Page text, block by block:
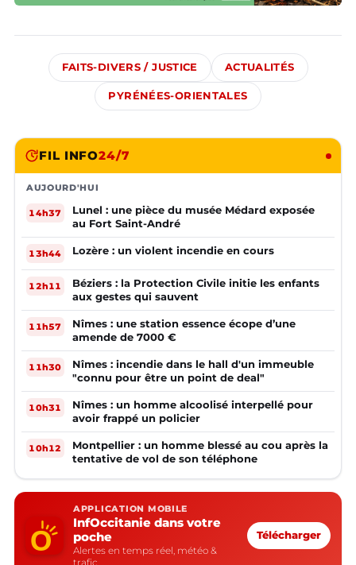
FAITS-DIVERS / JUSTICE ACTUALITÉS
PYRÉNÉES-ORIENTALES
FIL INFO24/7
AUJOURD'HUI
14h37
Lunel : une pièce du musée Médard exposée
au Fort Saint-André
13h44 Lozère : un violent incendie en cours
12h11
Béziers : la Protection Civile initie les enfants
aux gestes qui sauvent
11h57
Nîmes : une station essence écope d’une
amende de 7000 €
11h30
Nîmes : incendie dans le hall d'un immeuble
"connu pour être un point de deal"
10h31
Nîmes : un homme alcoolisé interpellé pour
avoir frappé un policier
10h12
Montpellier : un homme blessé au cou après la
tentative de vol de son téléphone
APPLICATION MOBILE
InfOccitanie dans votre
poche
Alertes en temps réel, météo &
trafic
Télécharger